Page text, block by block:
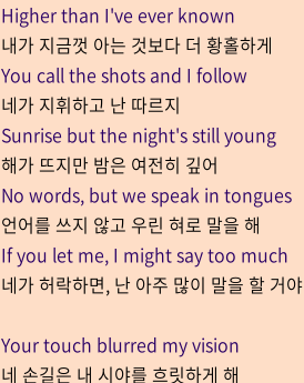
Higher than I've ever known
내가 지금껏 아는 것보다 더 황홀하게
You call the shots and I follow
네가 지휘하고 난 따르지
Sunrise but the night's still young
해가 뜨지만 밤은 여전히 깊어
No words, but we speak in tongues
언어를 쓰지 않고 우린 혀로 말을 해
If you let me, I might say too much
네가 허락하면, 난 아주 많이 말을 할 거야
Your touch blurred my vision
네 손길은 내 시야를 흐릿하게 해